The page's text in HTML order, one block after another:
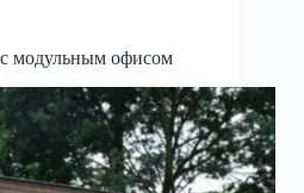
модульным офисом